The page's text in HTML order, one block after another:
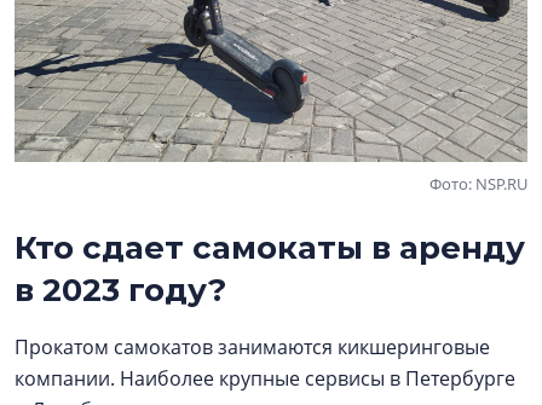
Фото: NSP.RU
Кто сдает самокаты в аренду
в 2023 году?
Прокатом самокатов занимаются кикшеринговые
компании. Наиболее крупные сервисы в Петербурге